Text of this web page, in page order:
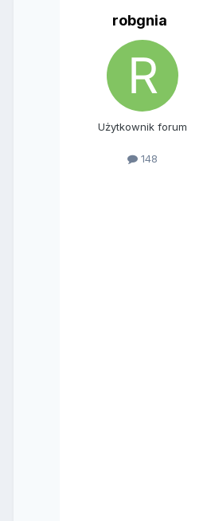
robgnia
Użytkownik forum
148